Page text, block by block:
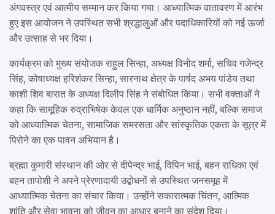
अंगवस्त्र एवं आत्मीय सम्मान कर किया गया। आध्यात्मिक वातावरण में आरंभ
हुए इस आयोजन ने उपस्थित सभी श्रद्धालुओं और पदाधिकारियों को नई ऊर्जा
और उत्साह से भर दिया।
कार्यक्रम को मुख्य संयोजक राहुल सिन्हा, अध्यक्ष विनोद शर्मा, सचिव गजेन्द्र
सिंह, कोषाध्यक्ष हरिशंकर सिन्हा, सारनाथ क्षेत्र के पार्षद अभय पांडेय तथा
काशी शिव बारात के अध्यक्ष दिलीप सिंह ने संबोधित किया। सभी वक्ताओं ने
कहा कि सामूहिक रुद्राभिषेक केवल एक धार्मिक अनुष्ठान नहीं, बल्कि समाज
को आध्यात्मिक चेतना, सामाजिक समरसता और सांस्कृतिक एकता के सूत्र में
पिरोने का एक पावन अभियान है।
ब्रह्मा कुमारी संस्थान की ओर से दीपेन्द्र भाई, विपिन भाई, बहन राधिका एवं
बहन तापोशी ने अपने प्रेरणादायी उद्बोधनों से उपस्थित जनसमूह में
आध्यात्मिक चेतना का संचार किया। उन्होंने सकारात्मक चिंतन, आत्मिक
शांति और सेवा भावना को जीवन का आधार बनाने का संदेश दिया।